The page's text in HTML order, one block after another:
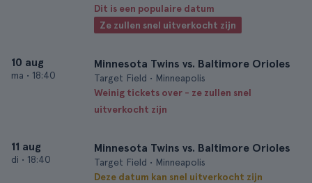
Dit is een populaire datum
Ze zullen snel uitverkocht zijn
10 aug
ma • 18:40
Minnesota Twins vs. Baltimore Orioles
Target Field • Minneapolis
Weinig tickets over - ze zullen snel
uitverkocht zijn
11 aug
di • 18:40
Minnesota Twins vs. Baltimore Orioles
Target Field • Minneapolis
Deze datum kan snel uitverkocht zijn